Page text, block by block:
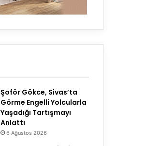
Şoför Gökce, Sivas’ta
Görme Engelli Yolcularla
Yaşadığı Tartışmayı
Anlattı
6 Ağustos 2026